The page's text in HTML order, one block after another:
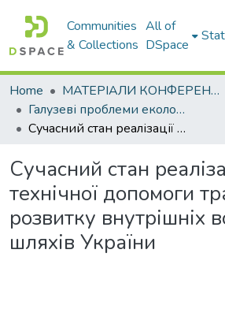
Communities
& Collections
All of
DSpace
Home МАТЕРІАЛИ КОНФЕРЕНЦІЙ
Галузеві проблеми екологічної безпеки – 2021
Сучасний стан реалізації проектів технічної допомоги транспортного розвитку внутрішніх водних шляхів України
Сучасний стан
технічної допомоги
розвитку внутрішніх
шляхів України